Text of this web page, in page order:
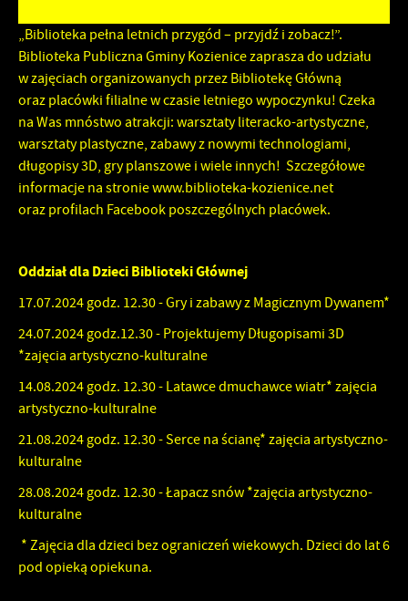
„Biblioteka pełna letnich przygód – przyjdź i zobacz!”.
Biblioteka Publiczna Gminy Kozienice zaprasza do udziału
w zajęciach organizowanych przez Bibliotekę Główną
oraz placówki filialne w czasie letniego wypoczynku! Czeka
na Was mnóstwo atrakcji: warsztaty literacko-artystyczne,
warsztaty plastyczne, zabawy z nowymi technologiami,
długopisy 3D, gry planszowe i wiele innych! Szczegółowe
informacje na stronie www.biblioteka-kozienice.net
oraz profilach Facebook poszczególnych placówek.
Oddział dla Dzieci Biblioteki Głównej
17.07.2024 godz. 12.30 - Gry i zabawy z Magicznym Dywanem*
24.07.2024 godz.12.30 - Projektujemy Długopisami 3D
*zajęcia artystyczno-kulturalne
14.08.2024 godz. 12.30 - Latawce dmuchawce wiatr* zajęcia
artystyczno-kulturalne
21.08.2024 godz. 12.30 - Serce na ścianę* zajęcia artystyczno-
kulturalne
28.08.2024 godz. 12.30 - Łapacz snów *zajęcia artystyczno-
kulturalne
* Zajęcia dla dzieci bez ograniczeń wiekowych. Dzieci do lat 6
pod opieką opiekuna.
zapamiętanie wprowadzonych przez Ciebie ustawień oraz
personalizację określonych funkcjonalności czy prezentowanych
treści.
Dzięki tym plikom cookies możemy zapewnić Ci większy komfort
korzystania z funkcjonalności naszej strony poprzez dopasowanie
jej do Twoich indywidualnych preferencji. Wyrażenie zgody na
funkcjonalne i personalizacyjne pliki cookies gwarantuje
dostępność większej ilości funkcji na stronie.
Więcej
Analityczne
Analityczne pliki cookies pomagają nam rozwijać się i
dostosowywać do Twoich potrzeb.
z jaką odwiedzane są nasze serwisy www. Dane pozwalają nam na
popularności wśród użytkowników. Zgromadzone informacje są
przetwarzane w formie zanonimizowanej. Wyrażenie zgody na
analityczne pliki cookies gwarantuje dostępność wszystkich
funkcjonalności.
Reklamowe
Dzięki reklamowym plikom cookies prezentujemy Ci najciekawsze
informacje i aktualności na stronach naszych partnerów.
komunikatów na podstawie analizy Twoich upodobań oraz Twoich
zwyczajów dotyczących przeglądanej witryny internetowej. Treści
promocyjne mogą pojawić się na stronach podmiotów trzecich lub
firm będących naszymi partnerami oraz innych dostawców usług.
Firmy te działają w charakterze pośredników prezentujących nasze
treści w postaci wiadomości, ofert, komunikatów mediów
społecznościowych.
Więcej